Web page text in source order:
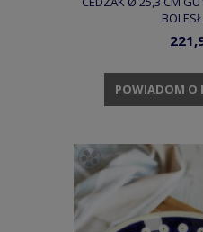
POWIADOM O